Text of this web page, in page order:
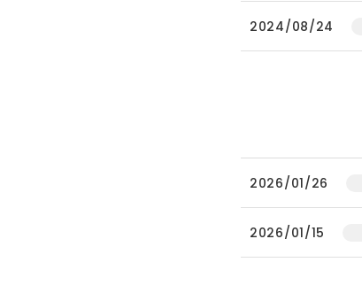
2024/08/24
2026/01/26
2026/01/15